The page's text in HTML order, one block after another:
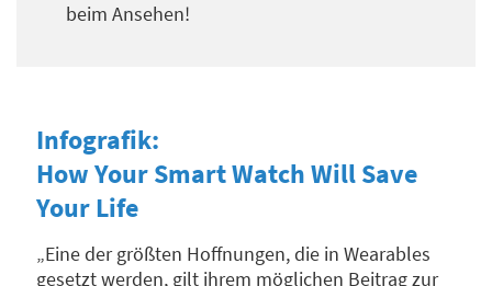
beim Ansehen!
Infografik:
How Your Smart Watch Will Save
Your Life
„Eine der größten Hoffnungen, die in Wearables
gesetzt werden, gilt ihrem möglichen Beitrag zur